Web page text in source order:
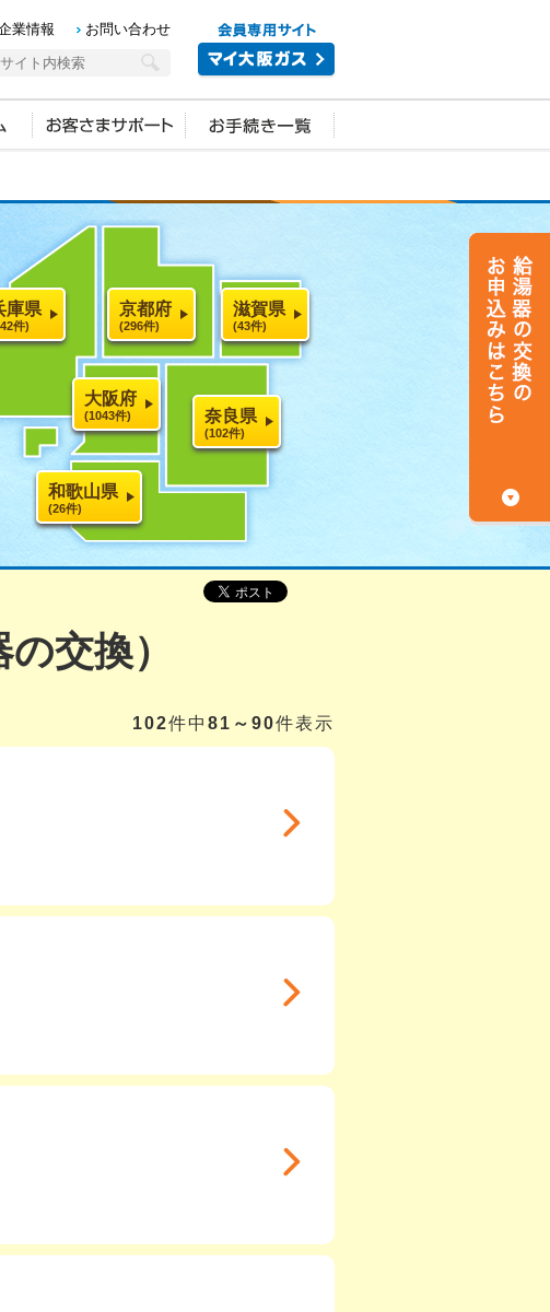
業情報 お問い合わせ
庫県
件)
京都府
(296件)
滋賀県
(43件)
大阪府
(1043件) 奈良県
(102件)
和歌山県
(26件)
交換）
102件中 81～90件表示